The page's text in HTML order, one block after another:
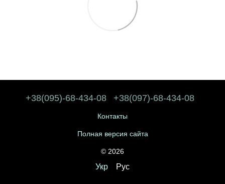
+38(095)-68-434-08 +38(097)-68-434-08
Контакты
Полная версия сайта
© 2026
Укр Рус